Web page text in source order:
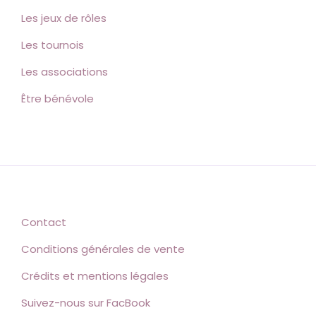
Les jeux de rôles
Les tournois
Les associations
Être bénévole
Contact
Conditions générales de vente
Crédits et mentions légales
Suivez-nous sur FacBook